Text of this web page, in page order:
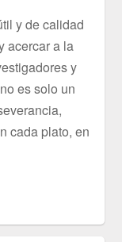
y de calidad
acercar a la
y
es solo un
cada plato, en